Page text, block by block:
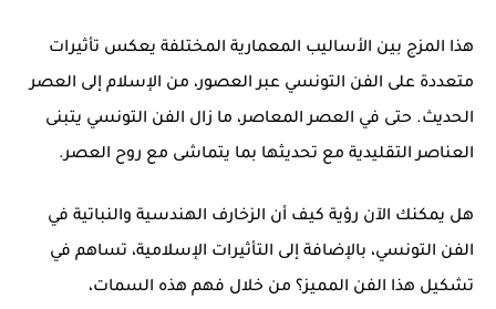
هذا المزج بين الأساليب المعمارية المختلفة يعكس تأثيرات
متعددة على الفن التونسي عبر العصور، من الإسلام إلى العصر
الحديث. حتى في العصر المعاصر، ما زال الفن التونسي يتبنى
العناصر التقليدية مع تحديثها بما يتماشى مع روح العصر.
هل يمكنك الآن رؤية كيف أن الزخارف الهندسية والنباتية في
الفن التونسي، بالإضافة إلى التأثيرات الإسلامية، تساهم في
تشكيل هذا الفن المميز؟ من خلال فهم هذه السمات،